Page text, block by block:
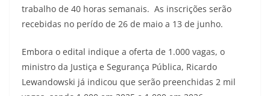
trabalho de 40 horas semanais. As inscrições serão
recebidas no perído de 26 de maio a 13 de junho.
Embora o edital indique a oferta de 1.000 vagas, o
ministro da Justiça e Segurança Pública, Ricardo
Lewandowski já indicou que serão preenchidas 2 mil